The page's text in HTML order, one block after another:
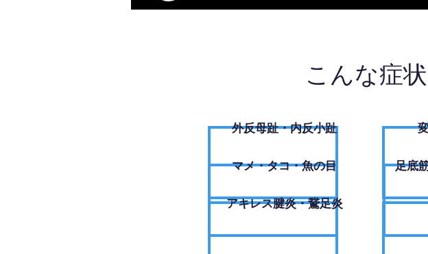
こんな症
外反母趾・内反小趾
​マメ・タコ・魚の目
アキレス腱炎・鵞足炎
足底